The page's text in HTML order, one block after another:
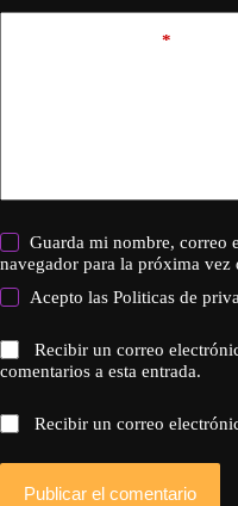
*
Guarda mi nombre, correo
navegador para la próxima vez
Acepto lasPoliticas de
Recibir un correo
comentarios a esta entrada.
Recibir un correo
Publicar el comentario